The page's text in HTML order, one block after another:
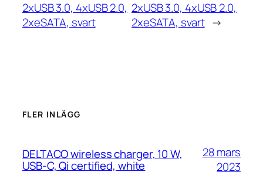
2xUSB 3.0, 4xUSB 2.0,
2xeSATA, svart
2xUSB 3.0, 4xUSB 2.0,
2xeSATA, svart →
FLER INLÄGG
DELTACO wireless charger, 10 W,
USB-C, Qi certified, white
28 mars
2023